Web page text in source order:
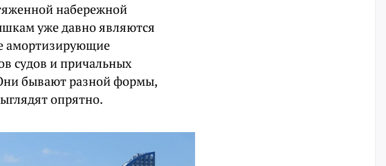
набережной
уже давно являются
амортизирующие
судов и причальных
бывают разной формы,
опрятно.